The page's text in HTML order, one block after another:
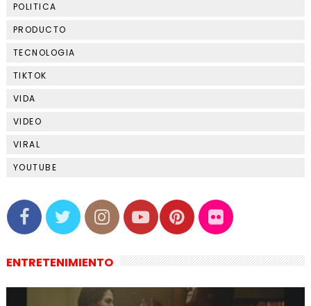
POLITICA
PRODUCTO
TECNOLOGIA
TIKTOK
VIDA
VIDEO
VIRAL
YOUTUBE
ENTRETENIMIENTO